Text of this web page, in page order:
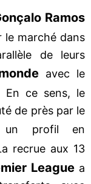
Ramos
le marché dans
de leurs
avec le
En ce sens, le
de près par le
un profil en
recrue aux 13
League a